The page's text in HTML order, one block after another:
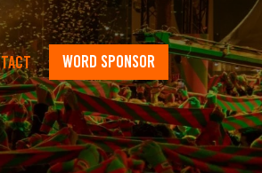
word sponsor